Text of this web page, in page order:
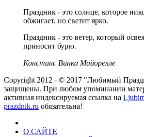
Праздник - это солнце, которое
обжигает, но светит ярко.
Праздник - это ветер, который
приносит бурю.
Констанс Винка Майорелле
Copyright 2012 - © 2017 "Любимый
защищены. При любом упоминании
активная индексируемая ссылка на
prazdnik.ru обязательна!
О САЙТЕ